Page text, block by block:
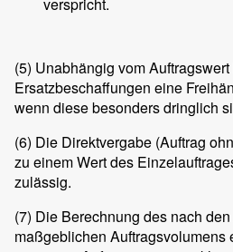
(5) Unabhängig vom
Ersatzbeschaffungen eine
wenn diese besonders dringlich
(6) Die Direktvergabe (Auftrag
zu einem Wert des
zulässig.
(7) Die Berechnung des nach
maßgeblichen Auftragsvolumens